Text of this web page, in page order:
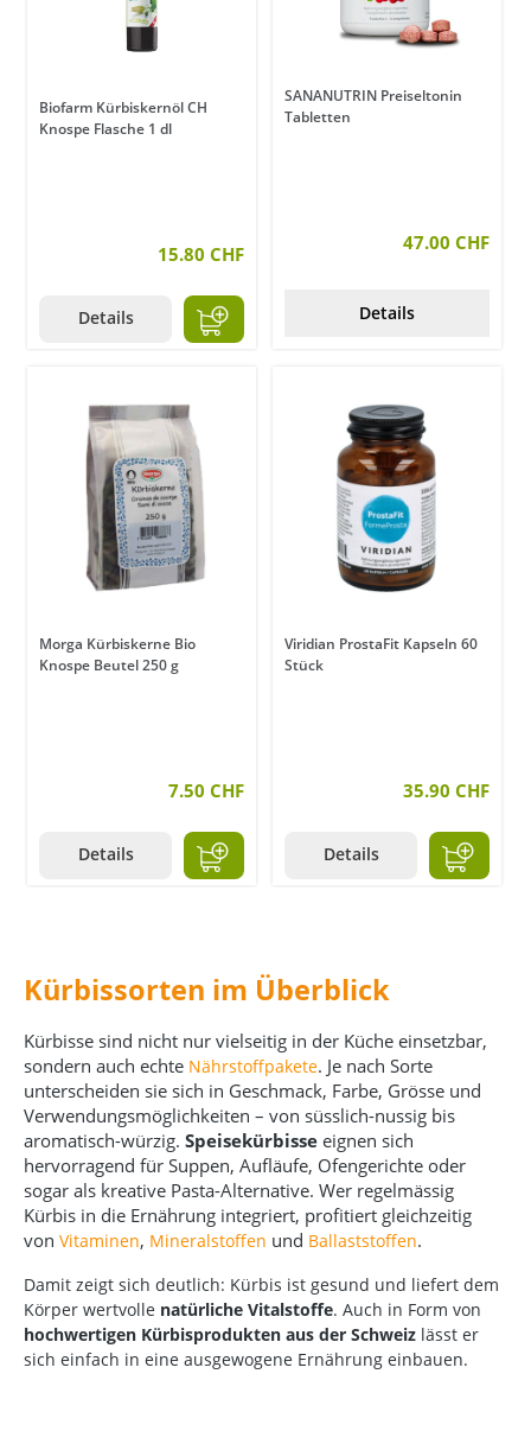
Biofarm Kürbiskernöl CH
Knospe Flasche 1 dl
15.80 CHF
Details
SANANUTRIN Preiseltonin
Tabletten
47.00 CHF
Details
Morga Kürbiskerne Bio
Knospe Beutel 250 g
7.50 CHF
Details
Viridian ProstaFit Kapseln 60
Stück
35.90 CHF
Details
Kürbissorten im Überblick
Kürbisse sind nicht nur vielseitig in der Küche einsetzbar,
sondern auch echte Nährstoffpakete. Je nach Sorte
unterscheiden sie sich in Geschmack, Farbe, Grösse und
Verwendungsmöglichkeiten – von süsslich-nussig bis
aromatisch-würzig. Speisekürbisse eignen sich
hervorragend für Suppen, Aufläufe, Ofengerichte oder
sogar als kreative Pasta-Alternative. Wer regelmässig
Kürbis in die Ernährung integriert, profitiert gleichzeitig
von Vitaminen, Mineralstoffen und Ballaststoffen.
Damit zeigt sich deutlich: Kürbis ist gesund und liefert dem
Körper wertvolle natürliche Vitalstoffe. Auch in Form von
hochwertigen Kürbisprodukten aus der Schweiz lässt er
sich einfach in eine ausgewogene Ernährung einbauen.